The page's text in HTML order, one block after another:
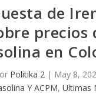
de
precios
en
Politika 2 | May 8,
Y ACPM, Ultimas